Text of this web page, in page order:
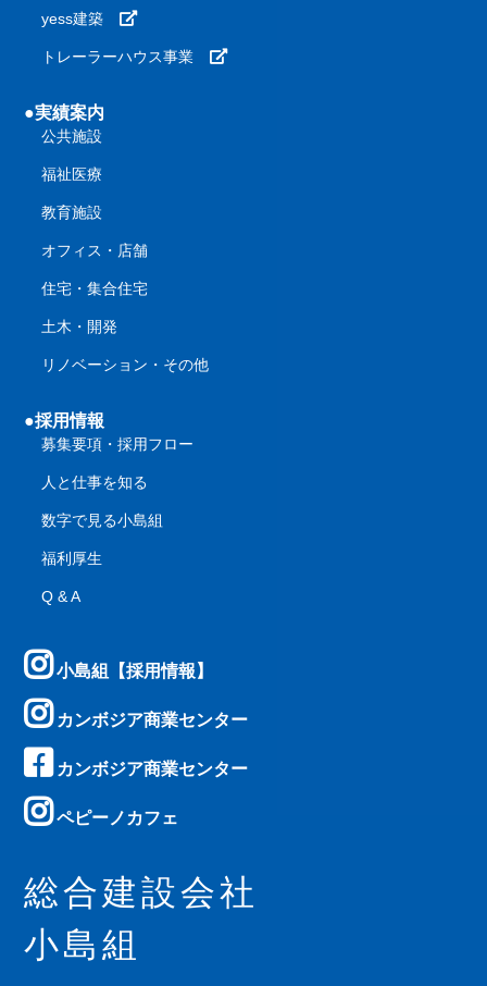
yess建築
トレーラーハウス事業
●実績案内
公共施設
福祉医療
教育施設
オフィス・店舗
住宅・集合住宅
土木・開発
リノベーション・その他
●採用情報
募集要項・採用フロー
人と仕事を知る
数字で見る小島組
福利厚生
Q & A
小島組【採用情報】
カンボジア商業センター
カンボジア商業センター
ペピーノカフェ
総合建設会社
小島組